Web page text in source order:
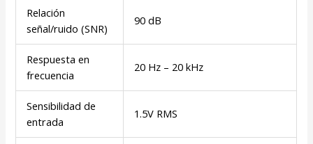
Relación
señal/ruido (SNR)
90 dB
Respuesta en
frecuencia
20 Hz – 20 kHz
Sensibilidad de
entrada
1.5V RMS